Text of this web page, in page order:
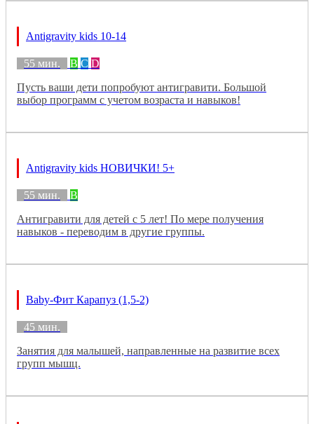
Antigravity kids 10-14
55 мин. B C D
Пусть ваши дети попробуют антигравити. Большой
выбор программ с учетом возраста и навыков!
Antigravity kids НОВИЧКИ! 5+
55 мин.
B
Антигравити для детей с 5 лет! По мере получения
навыков - переводим в другие группы.
Baby-Фит Карапуз (1,5-2)
45 мин.
Занятия для малышей, направленные на развитие всех
групп мышц.